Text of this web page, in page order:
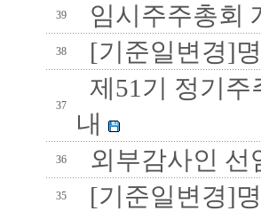
39 임시주주총회
38 [기준일변경]
37
제51기 정기주
내
36 외부감사인 선
35 [기준일변경]